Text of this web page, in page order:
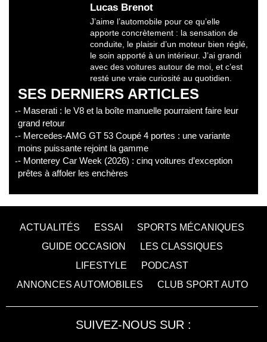
Lucas Brenot
J’aime l’automobile pour ce qu’elle
apporte concrètement : la sensation de
conduite, le plaisir d’un moteur bien réglé,
le soin apporté à un intérieur. J’ai grandi
avec des voitures autour de moi, et c’est
resté une vraie curiosité au quotidien.
SES DERNIERS ARTICLES
- Maserati : le V8 et la boîte manuelle pourraient faire leur
grand retour
- Mercedes-AMG GT 53 Coupé 4 portes : une variante
moins puissante rejoint la gamme
- Monterey Car Week (2026) : cinq voitures d’exception
prêtes à affoler les enchères
ACTUALITÉS ESSAI
SPORTS MÉCANIQUES
GUIDE OCCASION
LES CLASSIQUES
LIFESTYLE
PODCAST
ANNONCES AUTOMOBILES
CLUB SPORT AUTO
SUIVEZ-NOUS SUR :